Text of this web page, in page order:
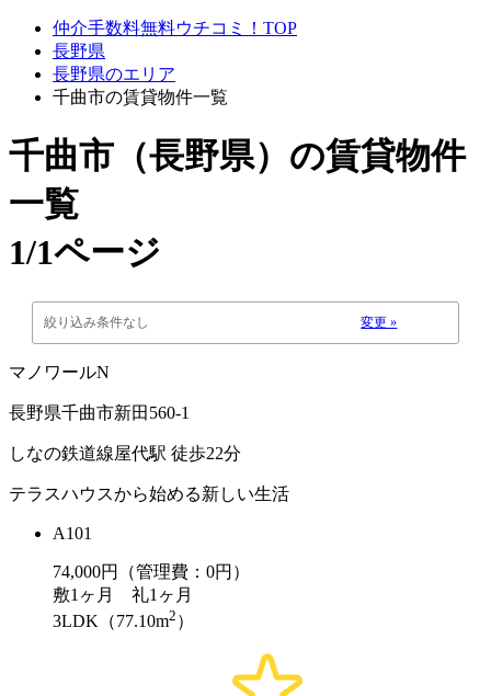
仲介手数料無料ウチコミ！TOP
長野県
長野県のエリア
千曲市の賃貸物件一覧
千曲市（長野県） の賃貸物件
一覧
1/1ページ
絞り込み条件なし 変更 »
マノワールN
長野県千曲市新田560-1
しなの鉄道線屋代駅 徒歩22分
テラスハウスから始める新しい生活
A101
74,000円（管理費：0円）
敷1ヶ月 礼1ヶ月
3LDK（77.10m2 ）